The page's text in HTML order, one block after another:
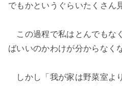
でもかというぐらいたくさん
この過程で私はとんでもな
ばいいのかわけが分からなく
しかし「我が家は野菜室よ